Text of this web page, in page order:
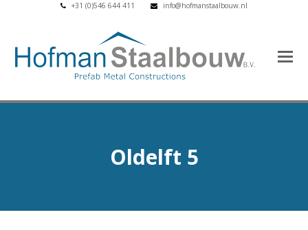
+31 (0)546 644 411 info@hofmanstaalbouw.nl
Oldelft 5